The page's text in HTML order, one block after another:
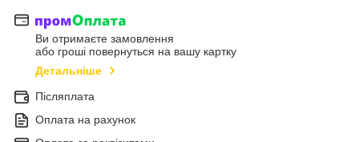
Ви отримаєте замовлення
або гроші повернуться на вашу картку
Детальніше
Післяплата
Оплата на рахунок